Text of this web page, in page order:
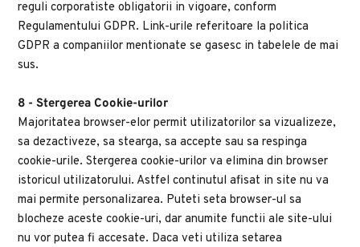
reguli corporatiste obligatorii in vigoare, conform
Regulamentului GDPR. Link-urile referitoare la politica
GDPR a companiilor mentionate se gasesc in tabelele de mai
sus.
8 - Stergerea Cookie-urilor
Majoritatea browser-elor permit utilizatorilor sa vizualizeze,
sa dezactiveze, sa stearga, sa accepte sau sa respinga
cookie-urile. Stergerea cookie-urilor va elimina din browser
istoricul utilizatorului. Astfel continutul afisat in site nu va
mai permite personalizarea. Puteti seta browser-ul sa
blocheze aceste cookie-uri, dar anumite functii ale site-ului
nu vor putea fi accesate. Daca veti utiliza setarea